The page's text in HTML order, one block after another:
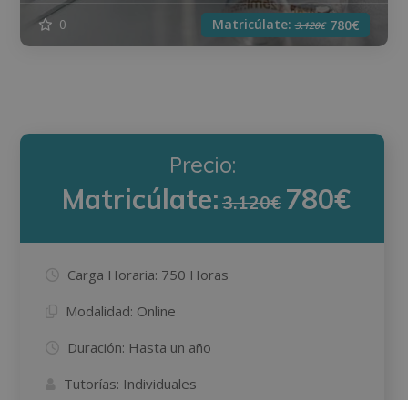
0 Matricúlate:3.120€ 780€
Precio:
Matricúlate:3.120€ 780€
Carga Horaria: 750 Horas
Modalidad: Online
Duración: Hasta un año
Tutorías: Individuales